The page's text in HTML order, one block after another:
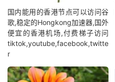
国内能用的香港节点可以访问谷
歌,稳定的Hongkong加速器,国外
便宜的香港机场,付费梯子访问
tiktok,youtube,facebook,twitte
r